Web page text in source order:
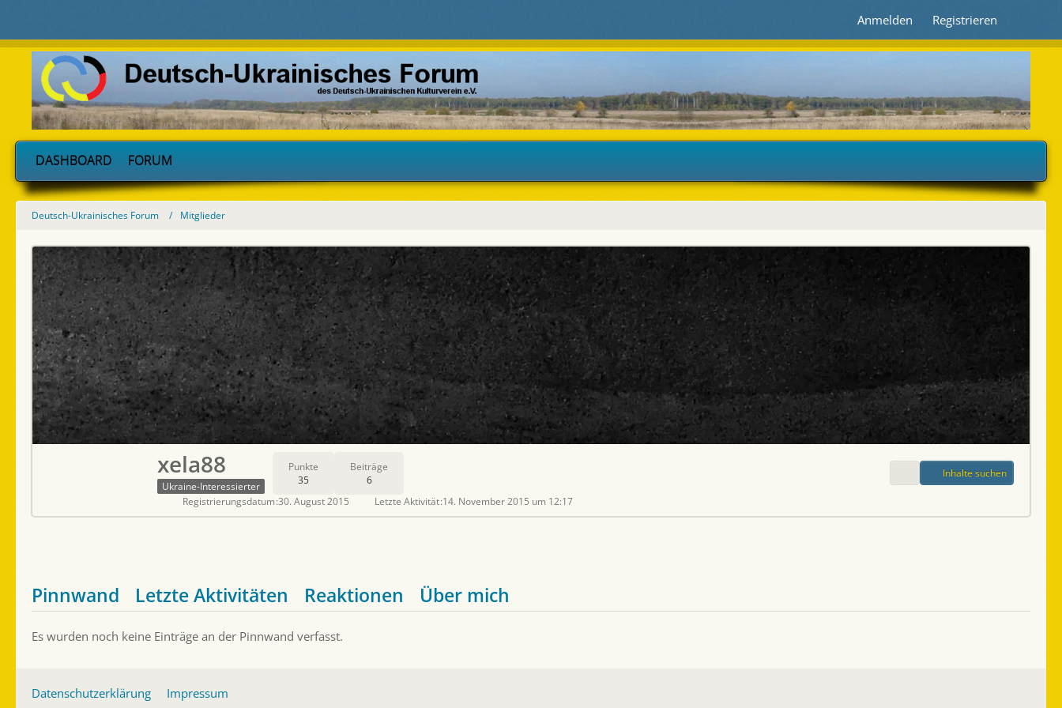
Anmelden Registrieren
DASHBOARD FORUM
Deutsch-Ukrainisches Forum Mitglieder
xela88
Ukraine-Interessierter
Punkte
35
Beiträge
6
Inhalte suchen
Registrierungsdatum 30. August 2015 Letzte Aktivität 14. November 2015 um 12:17
Pinnwand Letzte Aktivitäten Reaktionen Über mich
Es wurden noch keine Einträge an der Pinnwand verfasst.
Datenschutzerklärung Impressum